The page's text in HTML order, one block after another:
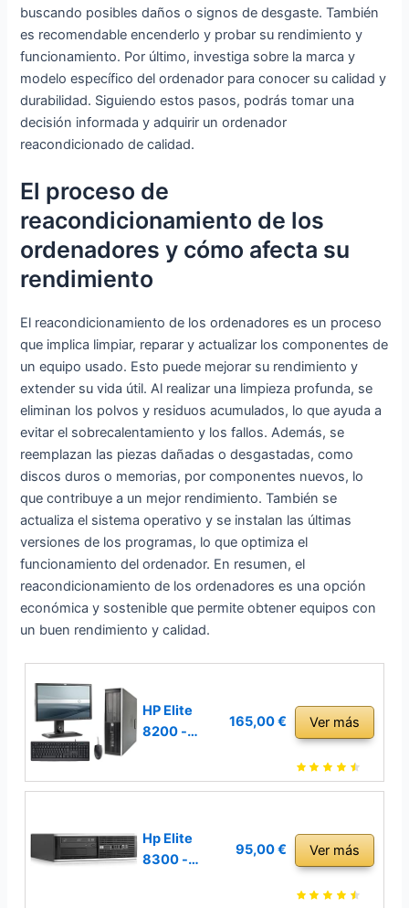
buscando posibles daños o signos de desgaste. También
es recomendable encenderlo y probar su rendimiento y
funcionamiento. Por último, investiga sobre la marca y
modelo específico del ordenador para conocer su calidad y
durabilidad. Siguiendo estos pasos, podrás tomar una
decisión informada y adquirir un ordenador
reacondicionado de calidad.
El proceso de
reacondicionamiento de los
ordenadores y cómo afecta su
rendimiento
El reacondicionamiento de los ordenadores es un proceso
que implica limpiar, reparar y actualizar los componentes de
un equipo usado. Esto puede mejorar su rendimiento y
extender su vida útil. Al realizar una limpieza profunda, se
eliminan los polvos y residuos acumulados, lo que ayuda a
evitar el sobrecalentamiento y los fallos. Además, se
reemplazan las piezas dañadas o desgastadas, como
discos duros o memorias, por componentes nuevos, lo
que contribuye a un mejor rendimiento. También se
actualiza el sistema operativo y se instalan las últimas
versiones de los programas, lo que optimiza el
funcionamiento del ordenador. En resumen, el
reacondicionamiento de los ordenadores es una opción
económica y sostenible que permite obtener equipos con
un buen rendimiento y calidad.
HP Elite
8200 -
sobremesa
Pantalla 22
pulgadas(Int
165,00 € Ver más
Hp Elite
8300 -
95,00 € Ver más